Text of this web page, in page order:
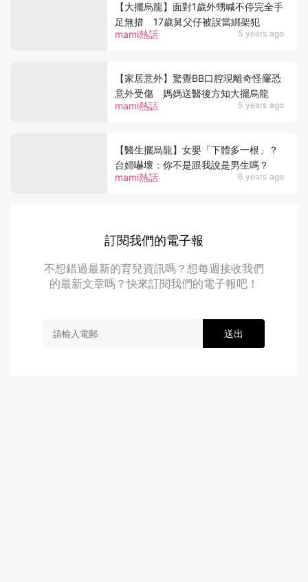
mami熱話 5 years ago
【大擺烏龍】面對1歲外甥喊不停完全手
足無措 17歲舅父仔被誤當綁架犯
mami熱話 5 years ago
【家居意外】驚覺BB口腔現離奇怪窿恐
意外受傷 媽媽送醫後方知大擺烏龍
mami熱話 6 years ago
【醫生擺烏龍】女嬰「下體多一根」？
台婦嚇壞：你不是跟我說是男生嗎？
訂閱我們的電子報
不想錯過最新的育兒資訊嗎？想每週接收我們
的最新文章嗎？快來訂閱我們的電子報吧！
送出